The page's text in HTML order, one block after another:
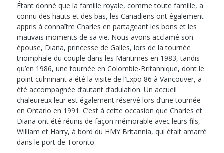
Étant donné que la famille royale, comme toute famille, a
connu des hauts et des bas, les Canadiens ont également
appris à connaître Charles en partageant les bons et les
mauvais moments de sa vie. Nous avons acclamé son
épouse, Diana, princesse de Galles, lors de la tournée
triomphale du couple dans les Maritimes en 1983, tandis
qu’en 1986, une tournée en Colombie-Britannique, dont le
point culminant a été la visite de l’Expo 86 à Vancouver, a
été accompagnée d’autant d’adulation. Un accueil
chaleureux leur est également réservé lors d’une tournée
en Ontario en 1991. C’est à cette occasion que Charles et
Diana ont été réunis de façon mémorable avec leurs fils,
William et Harry, à bord du HMY Britannia, qui était amarré
dans le port de Toronto.